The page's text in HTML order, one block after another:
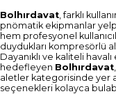
Bolhırdavat, farklı
pnömatik ekipmanlar
hem profesyonel
duydukları kompresörlü
Dayanıklı ve kaliteli
hedefleyen Bolhırdavat
aletler kategorisinde yer
seçenekleri kolayca